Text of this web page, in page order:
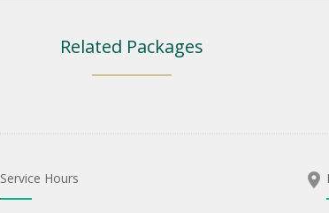
Related Packages
Service Hours